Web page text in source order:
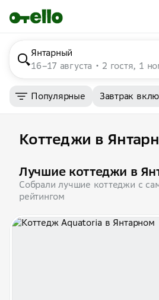
Янтарный
16–17 августа
2 гостя, 1
Популярные Завтрак
Коттеджи в
Лучшие коттеджи в
Собрали лучшие коттеджи с
рейтингом